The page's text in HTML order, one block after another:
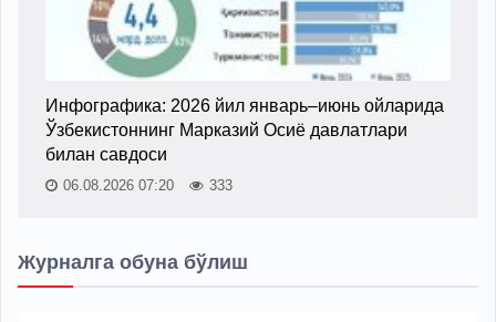
Инфографика: 2026 йил январь–июнь ойларида
Ўзбекистоннинг Марказий Осиё давлатлари
билан савдоси
06.08.2026 07:20 333
Журналга обуна бўлиш